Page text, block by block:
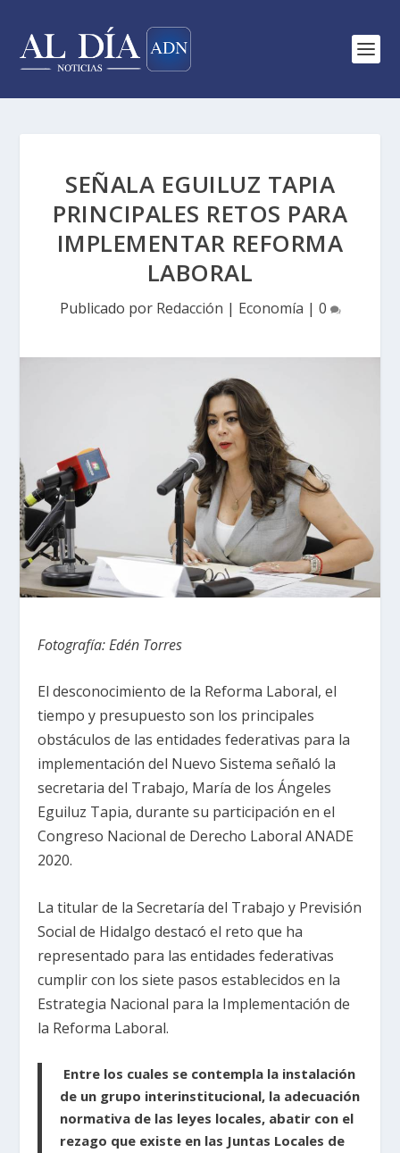
SEÑALA EGUILUZ TAPIA
PRINCIPALES RETOS PARA
IMPLEMENTAR REFORMA
LABORAL
Publicado por Redacción | Economía | 0
Fotografía: Edén Torres
El desconocimiento de la Reforma Laboral, el
tiempo y presupuesto son los principales
obstáculos de las entidades federativas para la
implementación del Nuevo Sistema señaló la
secretaria del Trabajo, María de los Ángeles
Eguiluz Tapia, durante su participación en el
Congreso Nacional de Derecho Laboral ANADE
2020.
La titular de la Secretaría del Trabajo y Previsión
Social de Hidalgo destacó el reto que ha
representado para las entidades federativas
cumplir con los siete pasos establecidos en la
Estrategia Nacional para la Implementación de
la Reforma Laboral.
Entre los cuales se contempla la instalación
de un grupo interinstitucional, la adecuación
normativa de las leyes locales, abatir con el
rezago que existe en las Juntas Locales de